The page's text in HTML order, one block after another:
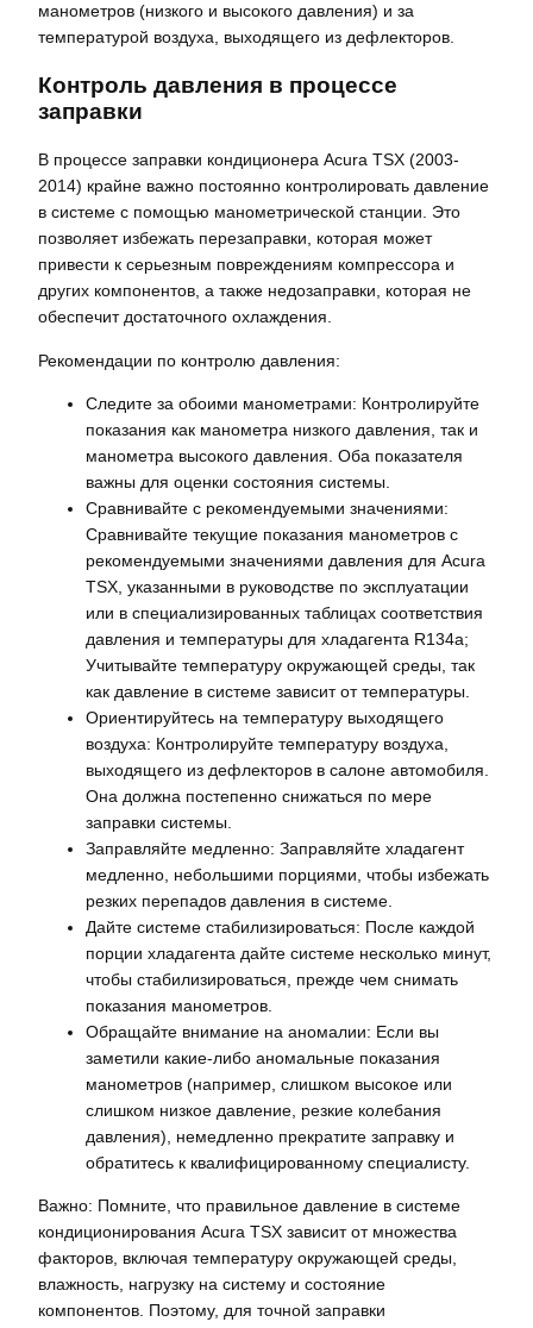
манометров (низкого и высокого давления) и за
температурой воздуха, выходящего из дефлекторов.
Контроль давления в процессе
заправки
В процессе заправки кондиционера Acura TSX (2003-
2014) крайне важно постоянно контролировать давление
в системе с помощью манометрической станции. Это
позволяет избежать перезаправки, которая может
привести к серьезным повреждениям компрессора и
других компонентов, а также недозаправки, которая не
обеспечит достаточного охлаждения.
Рекомендации по контролю давления:
Следите за обоими манометрами: Контролируйте
показания как манометра низкого давления, так и
манометра высокого давления. Оба показателя
важны для оценки состояния системы.
Сравнивайте с рекомендуемыми значениями:
Сравнивайте текущие показания манометров с
рекомендуемыми значениями давления для Acura
TSX, указанными в руководстве по эксплуатации
или в специализированных таблицах соответствия
давления и температуры для хладагента R134a;
Учитывайте температуру окружающей среды, так
как давление в системе зависит от температуры.
Ориентируйтесь на температуру выходящего
воздуха: Контролируйте температуру воздуха,
выходящего из дефлекторов в салоне автомобиля.
Она должна постепенно снижаться по мере
заправки системы.
Заправляйте медленно: Заправляйте хладагент
медленно, небольшими порциями, чтобы избежать
резких перепадов давления в системе.
Дайте системе стабилизироваться: После каждой
порции хладагента дайте системе несколько минут,
чтобы стабилизироваться, прежде чем снимать
показания манометров.
Обращайте внимание на аномалии: Если вы
заметили какие-либо аномальные показания
манометров (например, слишком высокое или
слишком низкое давление, резкие колебания
давления), немедленно прекратите заправку и
обратитесь к квалифицированному специалисту.
Важно: Помните, что правильное давление в системе
кондиционирования Acura TSX зависит от множества
факторов, включая температуру окружающей среды,
влажность, нагрузку на систему и состояние
компонентов. Поэтому, для точной заправки